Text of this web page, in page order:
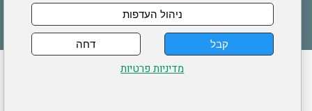
קבל דחה
ניהול העדפות
מדיניות פרטיות
בריאות
הצהרת נגישות לעדכון פרטים אישיים